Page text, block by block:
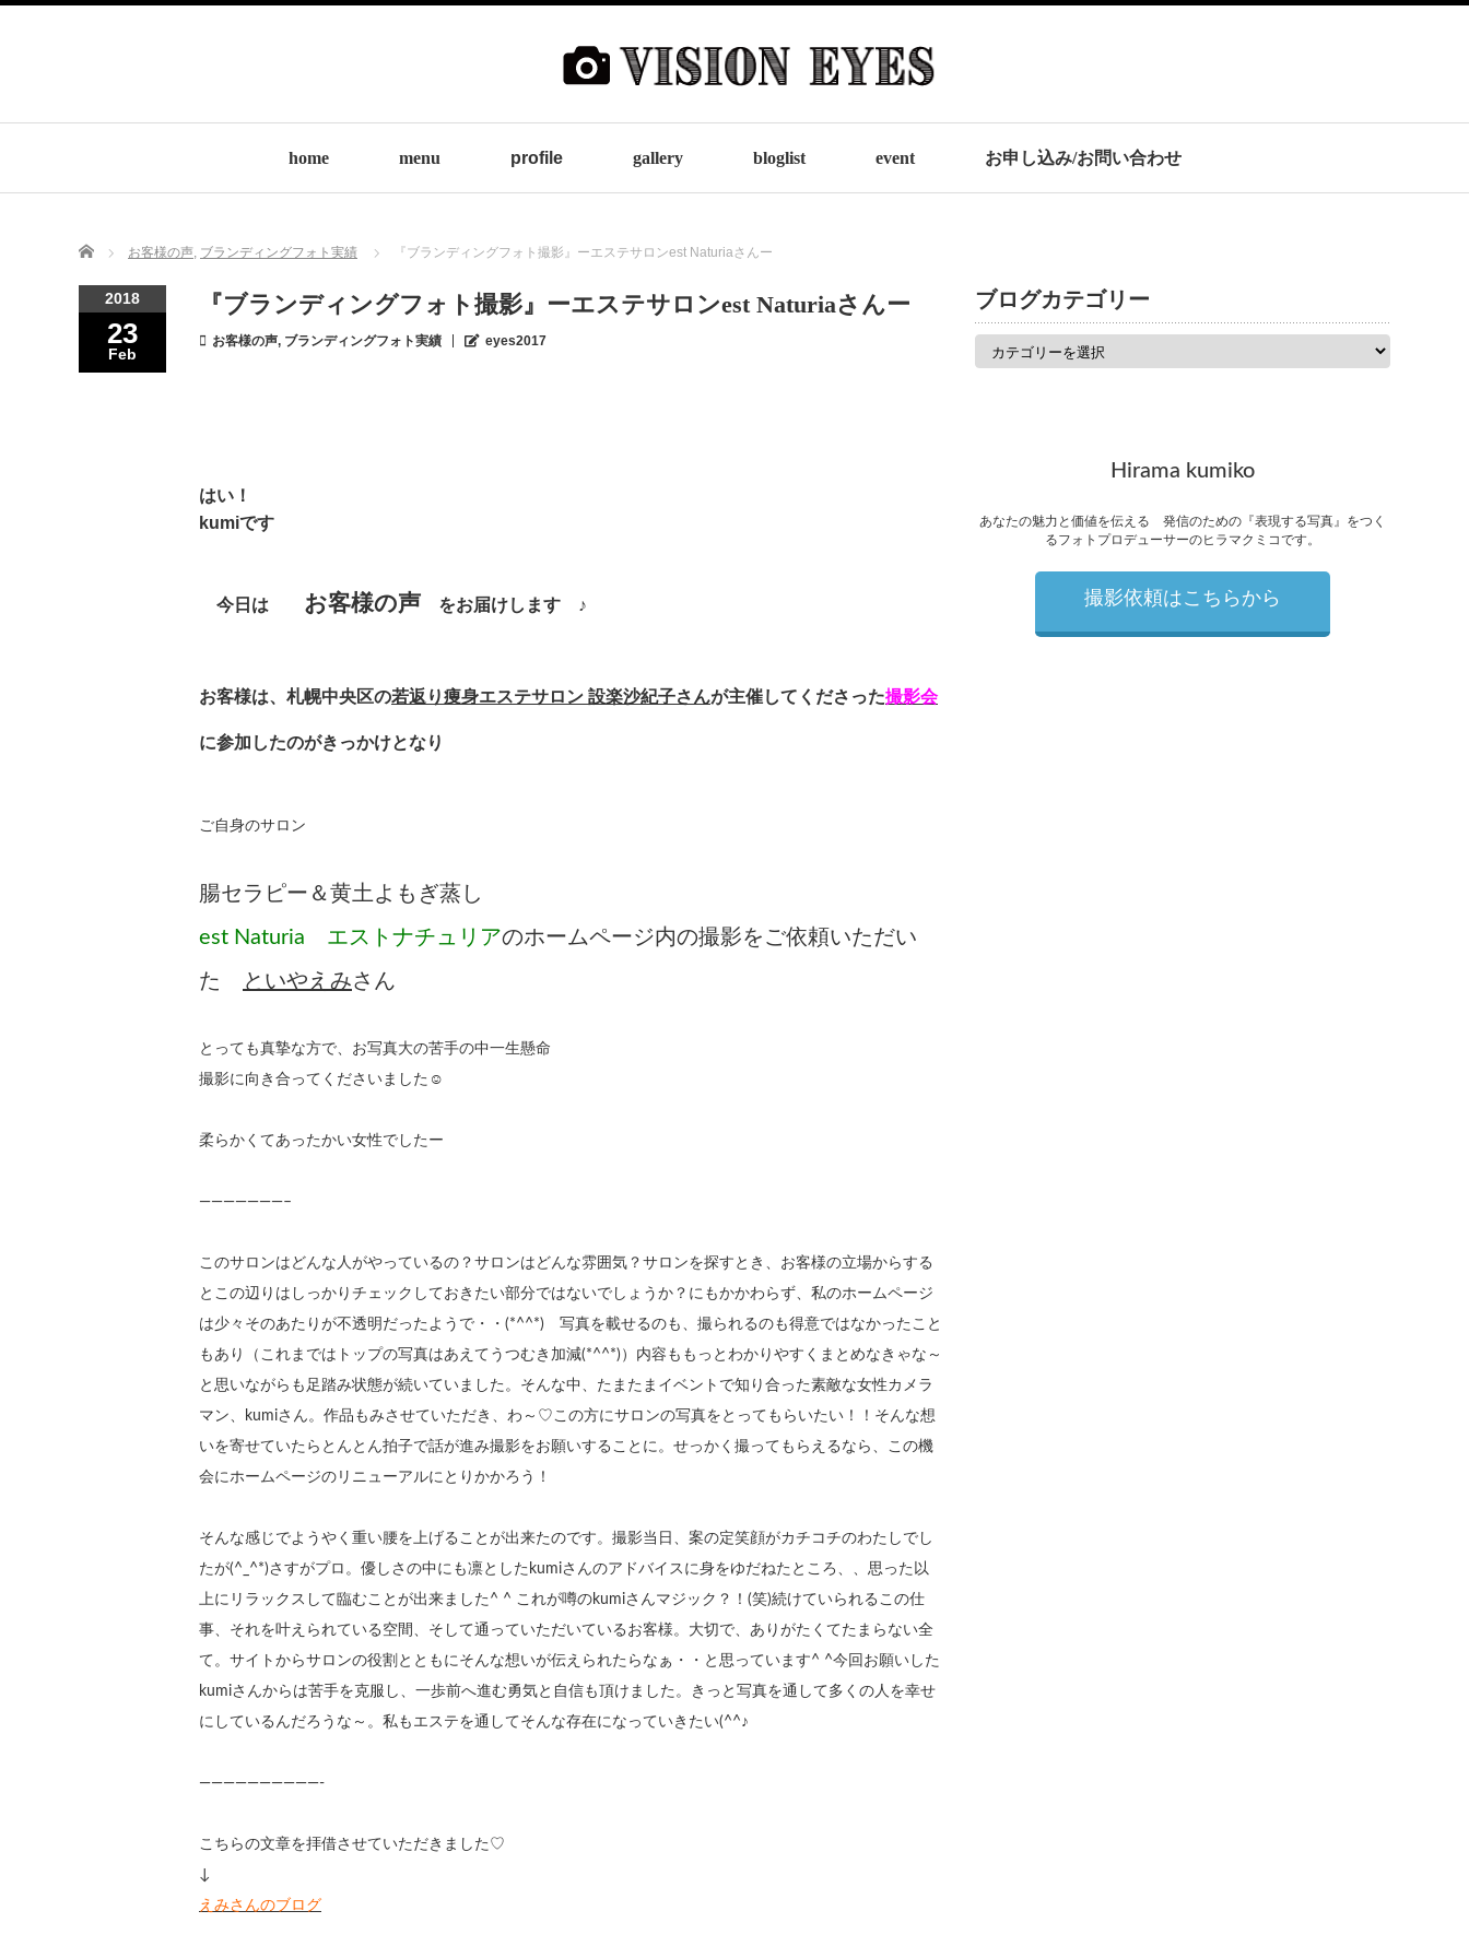
home menu profile gallery bloglist event お申し込み/お問い合わせ
Home お客様の声, ブランディングフォト実績 『ブランディングフォト撮影』ーエステサロンest Naturiaさんー
2018
23
Feb
『ブランディングフォト撮影』ーエステサロンest Naturiaさんー
お客様の声, ブランディングフォト実績 eyes2017
はい！
kumiです
今日は お客様の声 をお届けします ♪
お客様は、札幌中央区の若返り痩身エステサロン 設楽沙紀子さんが主催してくださった撮影会
に参加したのがきっかけとなり
ご自身のサロン
腸セラピー＆黄土よもぎ蒸し
est Naturia エストナチュリアのホームページ内の撮影をご依頼いただい
た
といやえみさん
とっても真摯な方で、お写真大の苦手の中一生懸命
撮影に向き合ってくださいました☺
柔らかくてあったかい女性でしたー
———————–
このサロンはどんな人がやっているの？サロンはどんな雰囲気？サロンを探すとき、お客様の立場からする
とこの辺りはしっかりチェックしておきたい部分ではないでしょうか？にもかかわらず、私のホームページ
は少々そのあたりが不透明だったようで・・(*^^*) 写真を載せるのも、撮られるのも得意ではなかったこと
もあり（これまではトップの写真はあえてうつむき加減(*^^*)）内容ももっとわかりやすくまとめなきゃな～
と思いながらも足踏み状態が続いていました。そんな中、たまたまイベントで知り合った素敵な女性カメラ
マン、kumiさん。作品もみさせていただき、わ～♡この方にサロンの写真をとってもらいたい！！そんな想
いを寄せていたらとんとん拍子で話が進み撮影をお願いすることに。せっかく撮ってもらえるなら、この機
会にホームページのリニューアルにとりかかろう！
そんな感じでようやく重い腰を上げることが出来たのです。撮影当日、案の定笑顔がカチコチのわたしでし
たが(^_^*)さすがプロ。優しさの中にも凛としたkumiさんのアドバイスに身をゆだねたところ、、思った以
上にリラックスして臨むことが出来ました^ ^ これが噂のkumiさんマジック？！(笑)続けていられるこの仕
事、それを叶えられている空間、そして通っていただいているお客様。大切で、ありがたくてたまらない全
て。サイトからサロンの役割とともにそんな想いが伝えられたらなぁ・・と思っています^ ^今回お願いした
kumiさんからは苦手を克服し、一歩前へ進む勇気と自信も頂けました。きっと写真を通して多くの人を幸せ
にしているんだろうな～。私もエステを通してそんな存在になっていきたい(^^♪
——————————-
こちらの文章を拝借させていただきました♡
↓
えみさんのブログ
ブログカテゴリー
Hirama kumiko
あなたの魅力と価値を伝える 発信のための『表現する写真』をつく
るフォトプロデューサーのヒラマクミコです。
撮影依頼はこちらから